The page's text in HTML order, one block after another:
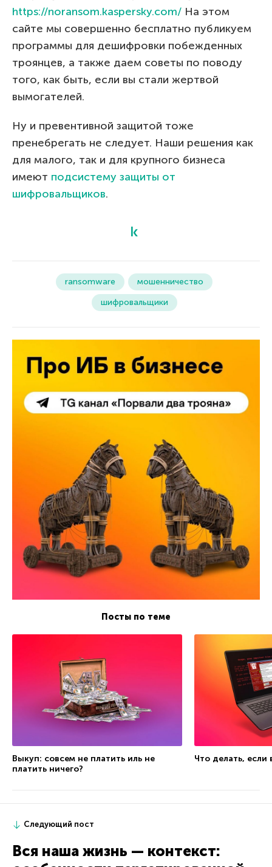
https://noransom.kaspersky.com/ На этом
сайте мы совершенно бесплатно публикуем
программы для дешифровки побежденных
троянцев, а также даем советы по поводу
того, как быть, если вы стали жертвой
вымогателей.
Ну и превентивной защитой тоже
пренебрегать не следует. Наши решения как
для малого, так и для крупного бизнеса
имеют подсистему защиты от
шифровальщиков.
ransomware
мошенничество
шифровальщики
Посты по теме
Выкуп: совсем не платить иль не
платить ничего?
Что делать,
Следующий пост
Вся наша жизнь — контекст: